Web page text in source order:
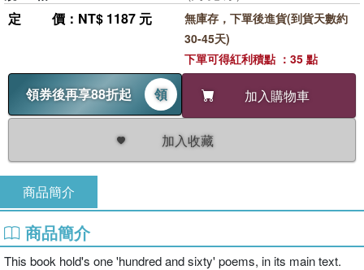
定價 ：NT$ 1187 元
領券後再享88折起 領 加入購物車
加入收藏
無庫存，下單後進貨(到貨天數約
30-45天)
下單可得紅利積點 ：35 點
商品簡介
商品簡介
This book hold's one 'hundred and sixty' poems, in its main text.